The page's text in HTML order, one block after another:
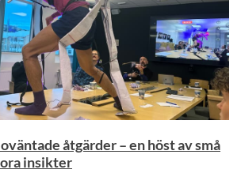
åtgärder – en höst av små
insikter